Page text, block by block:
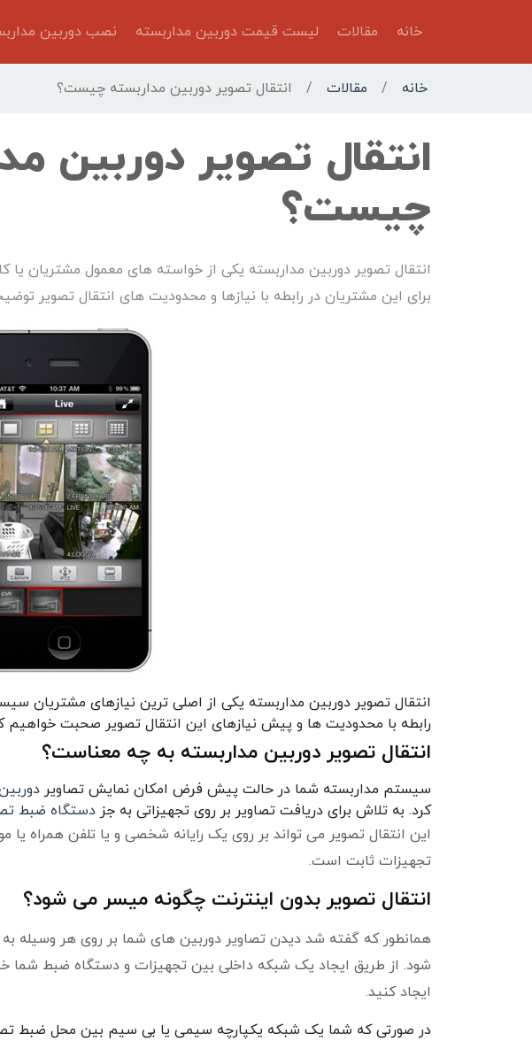
خانه مقالات لیست قیمت دوربین مداربسته نصب دوربین
خانه / مقالات / انتقال تصویر دوربین مداربسته چیست؟
انتقال تصویر دوربین
چیست؟
انتقال تصویر دوربین مداربسته یکی از خواسته های معمول مشتریان
برای این مشتریان در رابطه با نیازها و محدودیت های انتقال تصویر
انتقال تصویر دوربین مداربسته یکی از اصلی ترین نیازهای مشتریان
رابطه با محدودیت ها و پیش نیازهای این انتقال تصویر صحبت خواهیم
انتقال تصویر دوربین مداربسته به چه معناست؟
سیستم مداربسته شما در حالت پیش فرض امکان نمایش تصاویر
کرد. به تلاش برای دریافت تصاویر بر روی تجهیزاتی به جز دستگاه ضبط
این انتقال تصویر می تواند بر روی یک رایانه شخصی و یا تلفن همراه یا
تجهیزات ثابت است.
انتقال تصویر بدون اینترنت چگونه میسر می شود؟
همانطور که گفته شد دیدن تصاویر دوربین های شما بر روی هر وسیله
شود. از طریق ایجاد یک شبکه داخلی بین تجهیزات و دستگاه ضبط شما
ایجاد کنید.
در صورتی که شما یک شبکه یکپارچه سیمی یا بی سیم بین محل ضبط